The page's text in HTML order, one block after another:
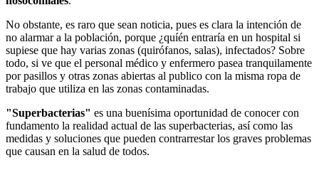
No obstante, es raro que sean noticia, pues es clara la intención de
no alarmar a la población, porque ¿quíén entraría en un hospital si
supiese que hay varias zonas (quirófanos, salas), infectados? Sobre
todo, si ve que el personal médico y enfermero pasea tranquilamente
por pasillos y otras zonas abiertas al publico con la misma ropa de
trabajo que utiliza en las zonas contaminadas.
"Superbacterias" es una buenísima oportunidad de conocer con
fundamento la realidad actual de las superbacterias, así como las
medidas y soluciones que pueden contrarrestar los graves problemas
que causan en la salud de todos.